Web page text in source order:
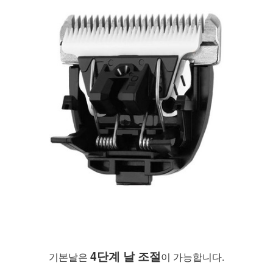
기본날은 4단계 날 조절이 가능합니다.